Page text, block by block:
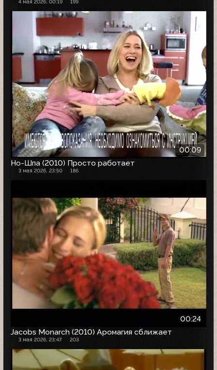
4 мая 2026, 00:19 199
00:09
Но-Шпа (2010) Просто работает
3 мая 2026, 23:50 186
00:24
Jacobs Monarch (2010) Аромагия сближает
3 мая 2026, 23:47 203